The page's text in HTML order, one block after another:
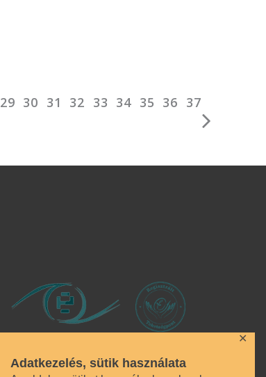
Adatkezelés, sütik használata
✕
29 30 31 32 33 34 35 36 37